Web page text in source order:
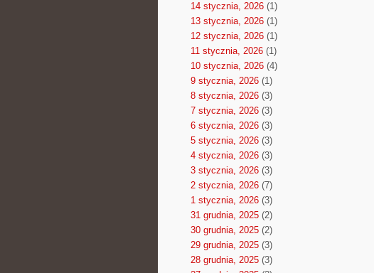
14 stycznia, 2026(1)
13 stycznia, 2026(1)
12 stycznia, 2026(1)
11 stycznia, 2026(1)
10 stycznia, 2026(4)
9 stycznia, 2026(1)
8 stycznia, 2026(3)
7 stycznia, 2026(3)
6 stycznia, 2026(3)
5 stycznia, 2026(3)
4 stycznia, 2026(3)
3 stycznia, 2026(3)
2 stycznia, 2026(7)
1 stycznia, 2026(3)
31 grudnia, 2025(2)
30 grudnia, 2025(2)
29 grudnia, 2025(3)
28 grudnia, 2025(3)